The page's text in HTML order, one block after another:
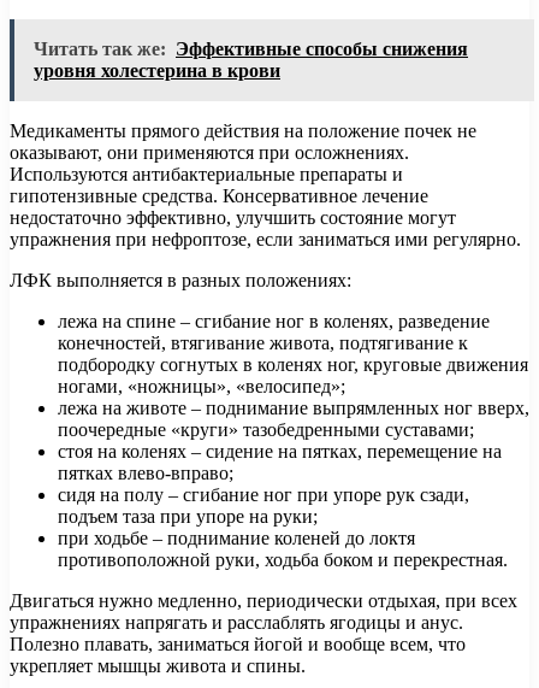
Читать так же: Эффективные способы снижения
уровня холестерина в крови
Медикаменты прямого действия на положение почек не
оказывают, они применяются при осложнениях.
Используются антибактериальные препараты и
гипотензивные средства. Консервативное лечение
недостаточно эффективно, улучшить состояние могут
упражнения при нефроптозе, если заниматься ими регулярно.
ЛФК выполняется в разных положениях:
лежа на спине – сгибание ног в коленях, разведение
конечностей, втягивание живота, подтягивание к
подбородку согнутых в коленях ног, круговые движения
ногами, «ножницы», «велосипед»;
лежа на животе – поднимание выпрямленных ног вверх,
поочередные «круги» тазобедренными суставами;
стоя на коленях – сидение на пятках, перемещение на
пятках влево-вправо;
сидя на полу – сгибание ног при упоре рук сзади,
подъем таза при упоре на руки;
при ходьбе – поднимание коленей до локтя
противоположной руки, ходьба боком и перекрестная.
Двигаться нужно медленно, периодически отдыхая, при всех
упражнениях напрягать и расслаблять ягодицы и анус.
Полезно плавать, заниматься йогой и вообще всем, что
укрепляет мышцы живота и спины.